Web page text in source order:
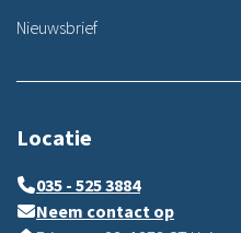
Nieuwsbrief
Locatie
035 - 525 3884
Neem contact op